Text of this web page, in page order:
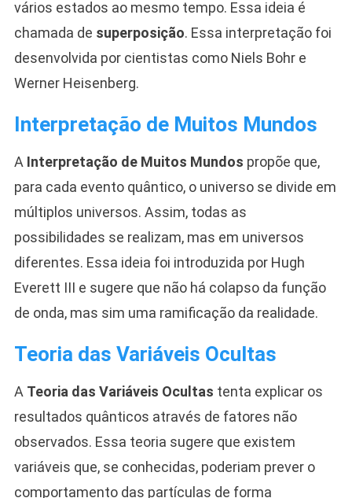
vários estados ao mesmo tempo. Essa ideia é
chamada de superposição. Essa interpretação foi
desenvolvida por cientistas como Niels Bohr e
Werner Heisenberg.
Interpretação de Muitos Mundos
A Interpretação de Muitos Mundos propõe que,
para cada evento quântico, o universo se divide em
múltiplos universos. Assim, todas as
possibilidades se realizam, mas em universos
diferentes. Essa ideia foi introduzida por Hugh
Everett III e sugere que não há colapso da função
de onda, mas sim uma ramificação da realidade.
Teoria das Variáveis Ocultas
A Teoria das Variáveis Ocultas tenta explicar os
resultados quânticos através de fatores não
observados. Essa teoria sugere que existem
variáveis que, se conhecidas, poderiam prever o
comportamento das partículas de forma